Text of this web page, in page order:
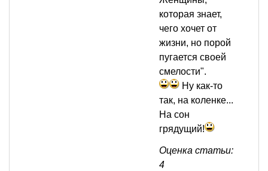
которая знает,
чего хочет от
жизни, но порой
пугается своей
смелости".
Ну как-то
так, на коленке...
На сон
грядущий!
Оценка статьи:
4